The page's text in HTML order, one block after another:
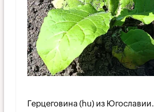
Герцеговина (hu) из Югославии.